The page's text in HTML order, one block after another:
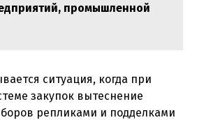
промышленной
ситуация, когда при
закупок вытеснение
репликами и подделками